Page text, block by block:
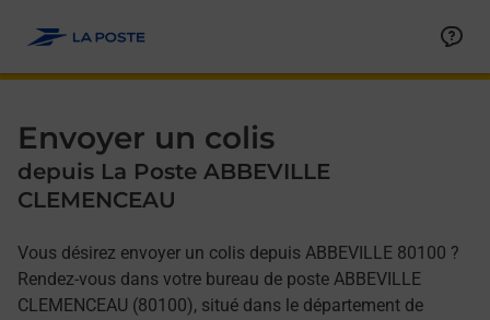
Envoyer un colis
depuis La Poste ABBEVILLE
CLEMENCEAU
Vous désirez envoyer un colis depuis ABBEVILLE 80100 ?
Rendez-vous dans votre bureau de poste ABBEVILLE
CLEMENCEAU (80100), situé dans le département de